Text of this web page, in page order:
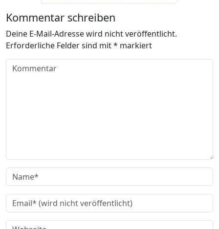
Kommentar schreiben
Deine E-Mail-Adresse wird nicht veröffentlicht.
Erforderliche Felder sind mit* markiert